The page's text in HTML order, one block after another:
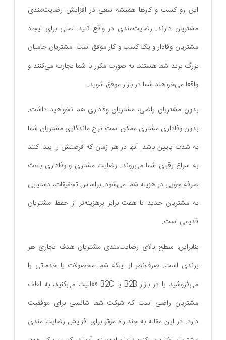
این رو کسب و کارها همیشه سعی در افزایش رضایت‌مندی
مشتریان دارند. رضایت‌مندی در واقع کلید اصلی برای ایجاد
مشتریان وفادار و یک کسب و کار موفق است. مشتریان حامیان
بزرگ برند شما هستند، به صورت مکرر با شما تجارت می‌کنند و
واقعا می‌خواهند شما در بازار موفق شوید.
بدون مشتریان راضی، مشتریان وفاداری هم نخواهید داشت.
بدون وفاداری مشتری ممکن است نرخ ماندگاری مشتریان شما
به شدت پایین باشد. آنها در هر زمان که فرصتش را پیدا کنند
به سراغ رقبای شما می‌روند. رضایت مشتری و وفاداری باعث
صرفه جویی در هزینه شما می‌شود. براساس تحقیقات، دستیابی
به مشتریان جدید تا هفت برابر پرهزینه‌تر از حفظ مشتریان
قدیمی است.
بنابراین، سطح بالای رضایت‌مندی مشتریان هدف تجاری هر
برندی است. صرف‌نظر از اینکه شما محصولات یا خدماتی را
می‌فروشید یا در بازار B2B یا B2C فعالیت می‌کنید، به لطف
مشتریان راضی است که شرکت شما شانسی برای موفقیت
دارد. در این مقاله به چند راه موثر برای افزایش رضایت مندی